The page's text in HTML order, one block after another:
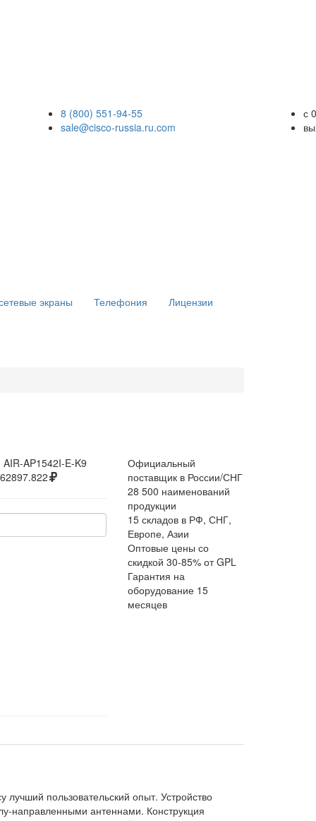
8 (800) 551-94-55
sale@cisco-russia.ru.com
с
экраны Телефония Лицензии
AIR-AP1542I-E-K9
Официальный
поставщик в России/СНГ
28 500 наименований
продукции
15 складов в РФ, СНГ,
Европе, Азии
Оптовые цены со
скидкой 30-85% от GPL
Гарантия на
оборудование 15
месяцев
пользовательский опыт. Устройство
направленными антеннами. Конструкция